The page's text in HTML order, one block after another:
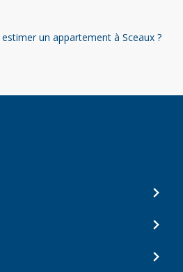
un appartement à Sceaux ?